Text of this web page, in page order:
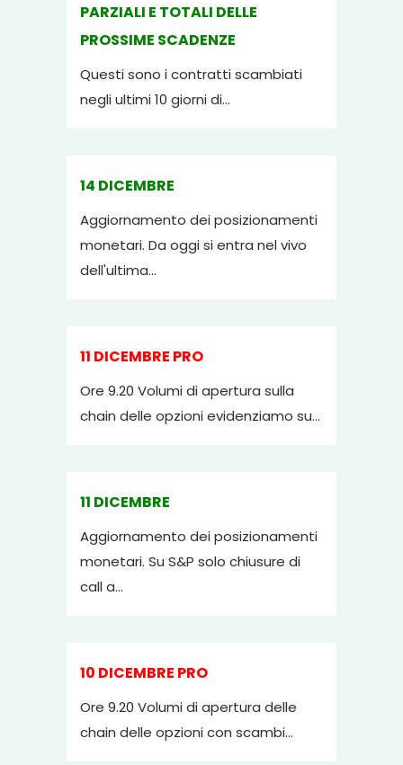
PARZIALI E TOTALI DELLE
PROSSIME SCADENZE
Questi sono i contratti scambiati
negli ultimi 10 giorni di...
14 DICEMBRE
Aggiornamento dei posizionamenti
monetari. Da oggi si entra nel vivo
dell'ultima...
11 DICEMBRE PRO
Ore 9.20 Volumi di apertura sulla
chain delle opzioni evidenziamo su...
11 DICEMBRE
Aggiornamento dei posizionamenti
monetari. Su S&P solo chiusure di
call a...
10 DICEMBRE PRO
Ore 9.20 Volumi di apertura delle
chain delle opzioni con scambi...